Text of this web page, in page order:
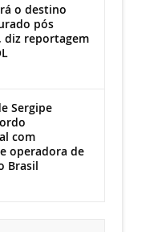
o destino
pós
diz reportagem
Sergipe
com
operadora de
Brasil